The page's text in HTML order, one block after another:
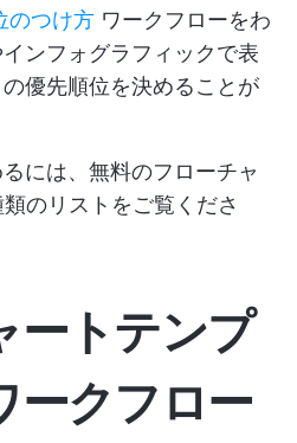
のつけ方 ワークフローをわ
ンフォグラフィックで表
優先順位を決めることが
には、無料のフローチャ
のリストをご覧くださ
ートテンプ
ークフロー